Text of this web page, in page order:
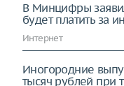
В Минцифры
будет платить за
Интернет
Иногородние
тысяч рублей при